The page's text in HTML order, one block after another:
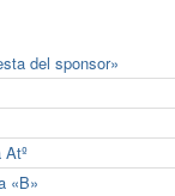
del sponsor»
Atº
«B»